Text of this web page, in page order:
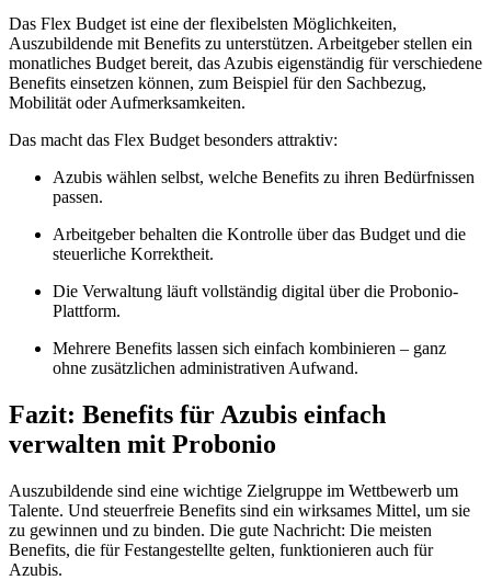
Das Flex Budget ist eine der flexibelsten Möglichkeiten,
Auszubildende mit Benefits zu unterstützen. Arbeitgeber stellen ein
monatliches Budget bereit, das Azubis eigenständig für verschiedene
Benefits einsetzen können, zum Beispiel für den Sachbezug,
Mobilität oder Aufmerksamkeiten.
Das macht das Flex Budget besonders attraktiv:
Azubis wählen selbst, welche Benefits zu ihren Bedürfnissen
passen.
Arbeitgeber behalten die Kontrolle über das Budget und die
steuerliche Korrektheit.
Die Verwaltung läuft vollständig digital über die Probonio-
Plattform.
Mehrere Benefits lassen sich einfach kombinieren – ganz
ohne zusätzlichen administrativen Aufwand.
Fazit: Benefits für Azubis einfach
verwalten mit Probonio
Auszubildende sind eine wichtige Zielgruppe im Wettbewerb um
Talente. Und steuerfreie Benefits sind ein wirksames Mittel, um sie
zu gewinnen und zu binden. Die gute Nachricht: Die meisten
Benefits, die für Festangestellte gelten, funktionieren auch für
Azubis.